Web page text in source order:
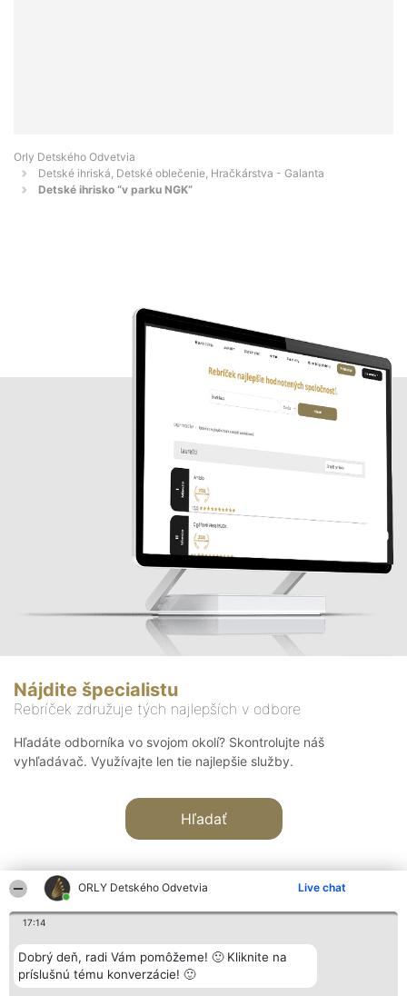
ORLY Detského Odvetvia Live chat
17:14
Dobrý deň, radi Vám pomôžeme! 🙂 Kliknite na
príslušnú tému konverzácie! 🙂
Orly Detského Odvetvia
Detské ihriská, Detské oblečenie, Hračkárstva - Galanta
Detské ihrisko “v parku NGK”
Nájdite špecialistu
Rebríček združuje tých najlepších v odbore
Hľadáte odborníka vo svojom okolí? Skontrolujte náš
vyhľadávač. Využívajte len tie najlepšie služby.
Hľadať
Organizátor hodnotenia
Bright Side Solutions sp. z o.
o. sp. k.
Hodnotenie
Laureáti
Lista
Kontakt
Kontakt